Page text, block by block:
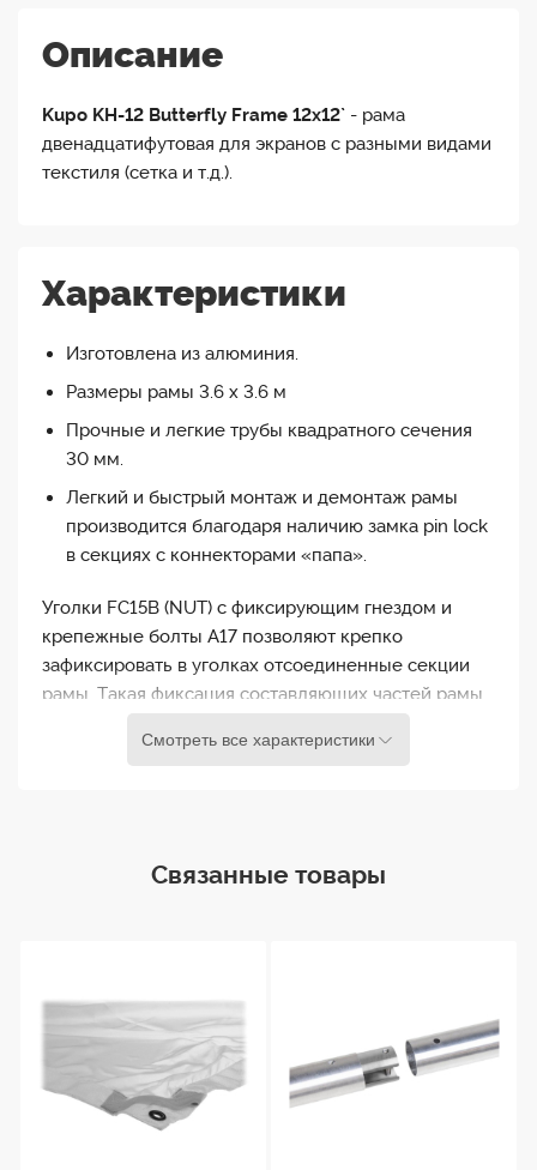
Описание
Kupo KH-12 Butterfly Frame 12x12` - рама
двенадцатифутовая для экранов с разными видами
текстиля (сетка и т.д.).
Характеристики
Изготовлена из алюминия.
Размеры рамы 3.6 х 3.6 м
Прочные и легкие трубы квадратного сечения
30 мм.
Легкий и быстрый монтаж и демонтаж рамы
производится благодаря наличию замка pin lock
в секциях с коннекторами «папа».
Уголки FC15B (NUT) с фиксирующим гнездом и
крепежные болты A17 позволяют крепко
зафиксировать в уголках отсоединенные секции
рамы. Такая фиксация составляющих частей рамы
хранение KH-12.
обеспечивает большую площадь для создания
мощных и равномерных источников света. Эта
Рама Kupo KH-12 Butterfly Frame 12x12` может быть
легко и быстро собрана и разобрана благодаря
специальным коннекторам. Для надежной
фиксации секций рамы в разобранном виде есть
Смотреть все характеристики
Связанные товары